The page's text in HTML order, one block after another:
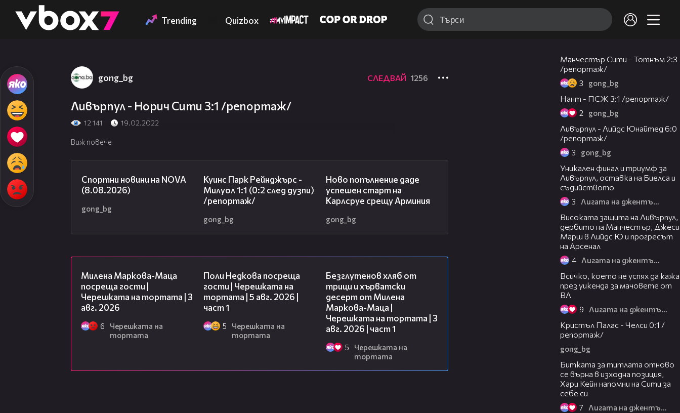
👾 Trending Quizbox
gong_bg СЛЕДВАЙ 1256
Ливърпул - Норич Сити 3:1 /репортаж/
12 141 19.02.2022
Виж повече
Спортни новини на NOVA
(8.08.2026)
gong_bg
Куинс Парк Рейнджърс -
Милуол 1:1 (0:2 след дузпи)
/репортаж/
gong_bg
Ново попълнение даде
успешен старт на
Карлсруе срещу Арминия
gong_bg
Милена Маркова-Маца
посреща гости |
Черешката на тортата | 3
авг. 2026
6
Черешката на
тортата
Поли Недкова посреща
гости | Черешката на
тортата | 5 авг. 2026 |
част 1
5
Черешката на
тортата
Безглутенов хляб от
трици и хърватски
десерт от Милена
Маркова-Маца |
Черешката на тортата | 3
авг. 2026 | част 1
5
Черешката на
тортата
Манчестър Сити - Тотнъм 2:3
/репортаж/
3 gong_bg
Нант - ПСЖ 3:1 /репортаж/
2 gong_bg
Ливърпул - Лийдс Юнайтед 6:0
/репортаж/
3 gong_bg
Уникален финал и триумф за
Ливърпул, оставка на Биелса и
съдийството
3 Лигата на джентълмените
Високата защита на Ливърпул,
дербито на Манчестър, Джеси
Марш в Лийдс Ю и прогресът
на Арсенал
4 Лигата на джентълмените
Всичко, което не успях да кажа
през уикенда за мачовете от
ВЛ
9 Лигата на джентълмените
Кристъл Палас - Челси 0:1 /
репортаж/
gong_bg
Битката за титлата отново
се върна в изходна позиция,
Хари Кейн напомни на Сити за
себе си
7 Лигата на джентълмените